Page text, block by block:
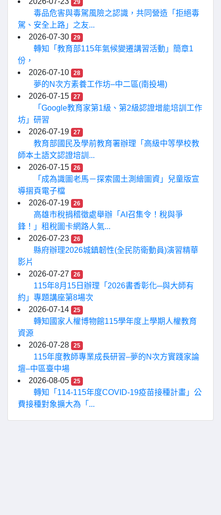
29
毒品危害與毒駕風險之認識，共同營造「拒絕毒
駕、安全上路」之友...
2026-07-30
29
轉知「教育部115年氣候變遷講習活動」簡章1
份，
2026-07-10
28
夢的N次方素養工作坊–中二區(南投場)
2026-07-15
27
「Google教育家第1級、第2級認證增能培訓工作
坊」研習
2026-07-19
27
教育部國民及學前教育署辦理「高級中等學校教
師本土語文認證培訓...
2026-07-15
26
「成為識圖老馬－探索國土測繪圖資」兒童版宣
導摺頁電子檔
2026-07-19
26
高雄市稅捐稽徵處舉辦「AI召集令！稅與爭
鋒！」租稅圖卡網路人氣...
2026-07-23
26
縣府辦理2026城鎮韌性(全民防衛動員)演習精華
影片
2026-07-27
26
115年8月15日辦理「2026書香彰化─與大師有
約」專題講座第8場次
2026-07-14
25
轉知國家人權博物館115學年度上學期人權教育
資源
2026-07-28
25
115年度教師專業成長研習–夢的N次方實踐家論
壇–中區臺中場
2026-08-05
25
轉知「114-115年度COVID-19疫苗接種計畫」公
費接種對象擴大為「...